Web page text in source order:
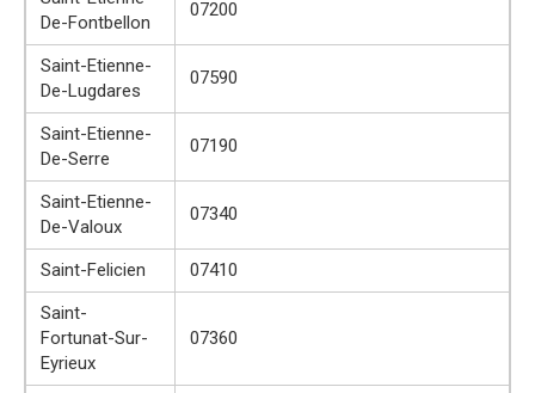
De-Fontbellon
07200
Saint-Etienne-
De-Lugdares
07590
Saint-Etienne-
De-Serre
07190
Saint-Etienne-
De-Valoux
07340
Saint-Felicien
07410
Saint-
Fortunat-Sur-
Eyrieux
07360